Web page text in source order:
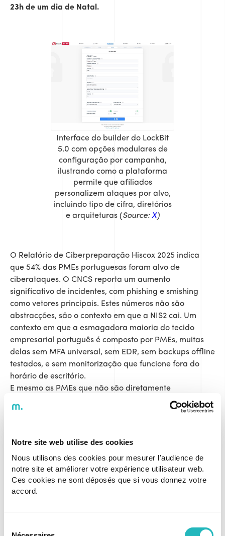
Notre site web utilise des cookies
Nous utilisons des cookies pour mesurer l'audience de
notre site et améliorer votre expérience utilisateur web.
Ces cookies ne sont déposés que si vous donnez votre
accord.
23h de um dia de Natal.
Interface do builder do LockBit
5.0 com opções modulares de
configuração por campanha,
ilustrando como a plataforma
permite que afiliados
personalizem ataques por alvo,
incluindo tipo de cifra, diretórios
e arquiteturas (Source:X)
O Relatório de Ciberpreparação Hiscox 2025 indica
que 54% das PMEs portuguesas foram alvo de
ciberataques. O CNCS reporta um aumento
significativo de incidentes, com phishing e smishing
como vetores principais. Estes números não são
abstracções, são o contexto em que a NIS2 cai. Um
contexto em que a esmagadora maioria do tecido
empresarial português é composto por PMEs, muitas
delas sem MFA universal, sem EDR, sem backups offline
testados, e sem monitorização que funcione fora do
horário de escritório.
E mesmo as PMEs que não são diretamente
abrangidas pela NIS2 não podem ignorar esta
realidade. Porquê? Porque a NIS2 exige segurança da
comprometida e o incidente afeta o cliente abrangido
pela NIS2, há responsabilidade. Ponto.
OS MITOS